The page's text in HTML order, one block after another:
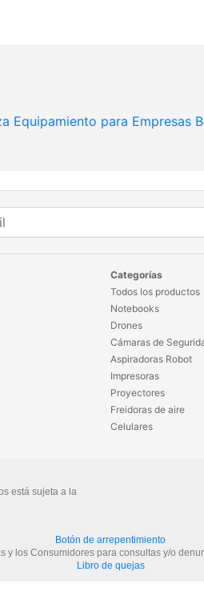
Equipamiento para Empresas
Categorías
Todos los productos
Notebooks
Drones
Cámaras de
Aspiradoras Robot
Impresoras
Proyectores
Freidoras de aire
Celulares
está sujeta a la
Botón de arrepentimiento
y los Consumidores para consultas y/o
Libro de quejas